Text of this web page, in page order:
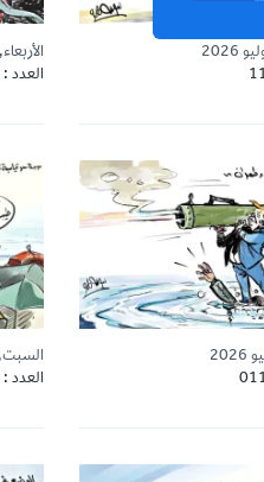
الأربعاء, 22 يوليو 2026
العدد : 11518
السبت, 18 يوليو 2026
العدد : 11514